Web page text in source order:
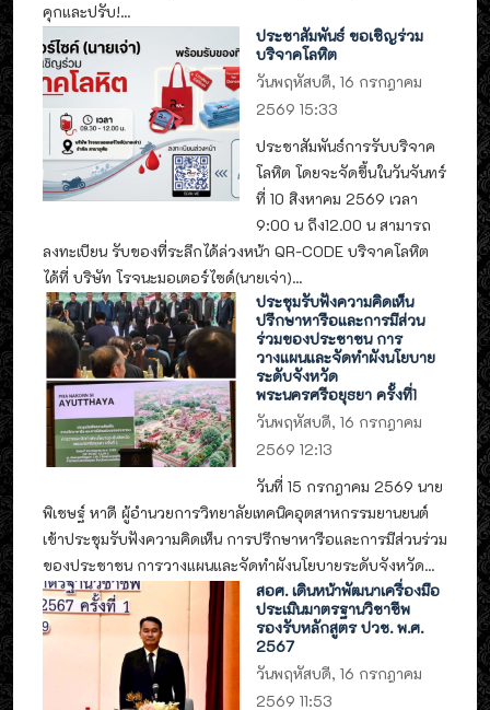
คุกและปรับ!...
ประชาสัมพันธ์ ขอเชิญร่วม
บริจาคโลหิต
วันพฤหัสบดี, 16 กรกฎาคม
2569 15:33
ประชาสัมพันธ์การรับบริจาค
โลหิต โดยจะจัดขึ้นในวันจันทร์
ที่ 10 สิงหาคม 2569 เวลา
9:00 น ถึง12.00 น สามารถ
ลงทะเบียน รับของที่ระลึกได้ล่วงหน้า QR-CODE บริจาคโลหิต
ได้ที่ บริษัท โรจนะมอเตอร์ไซด์(นายเจ่า)...
ประชุมรับฟังความคิดเห็น
ปรึกษาหารือและการมีส่วน
ร่วมของประชาชน การ
วางแผนและจัดทำผังนโยบาย
ระดับจังหวัด
พระนครศรีอยุธยา ครั้งที่1
วันพฤหัสบดี, 16 กรกฎาคม
2569 12:13
วันที่ 15 กรกฎาคม 2569 นาย
พิเชษฐ์ หาดี ผู้อำนวยการวิทยาลัยเทคนิคอุตสาหกรรมยานยนต์
เข้าประชุมรับฟังความคิดเห็น การปรึกษาหารือและการมีส่วนร่วม
ของประชาชน การวางแผนและจัดทำผังนโยบายระดับจังหวัด...
สอศ. เดินหน้าพัฒนาเครื่องมือ
ประเมินมาตรฐานวิชาชีพ
รองรับหลักสูตร ปวช. พ.ศ.
2567
วันพฤหัสบดี, 16 กรกฎาคม
2569 11:53